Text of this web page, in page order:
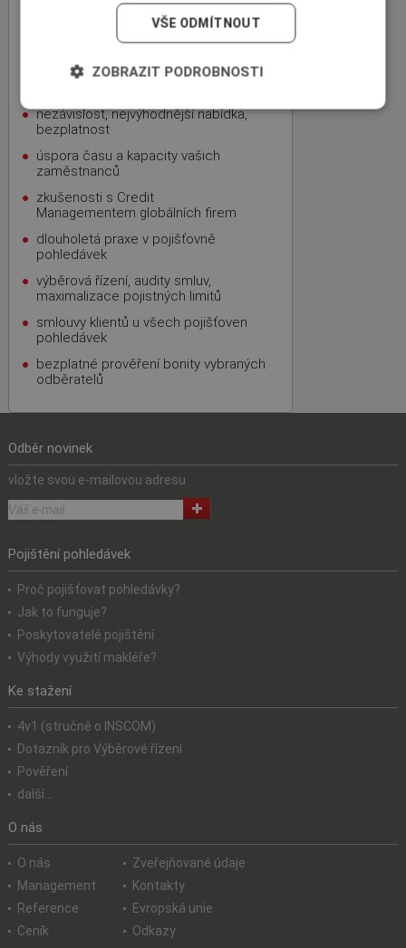
– specialista na pojištění
zkušenosti z mezinárodní sítě
nezávislost, nejvýhodnější nabídka,
bezplatnost
úspora času a kapacity vašich
zaměstnanců
zkušenosti s Credit
Managementem globálních firem
dlouholetá praxe v pojišťovně
pohledávek
výběrová řízení, audity smluv,
maximalizace pojistných limitů
smlouvy klientů u všech pojišťoven
pohledávek
bezplatné prověření bonity vybraných
odběratelů
Odběr novinek
vložte svou e-mailovou adresu
Pojištění pohledávek
Proč pojišťovat pohledávky?
Jak to funguje?
Poskytovatelé pojištění
Výhody využití makléře?
Ke stažení
4v1 (stručně o INSCOM)
Dotazník pro Výběrové řízení
Pověření
další...
O nás
O nás
Management
Reference
Ceník
Zveřejňované údaje
Kontakty
Evropská unie
Odkazy
VŠE ODMÍTNOUT
ZOBRAZIT PODROBNOSTI